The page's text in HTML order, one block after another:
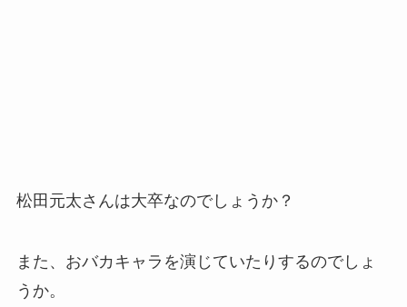
松田元太さんは大卒なのでしょうか？
また、おバカキャラを演じていたりするのでしょ
うか。